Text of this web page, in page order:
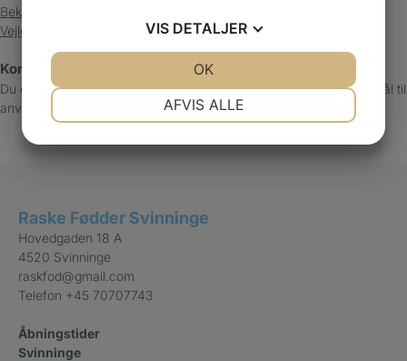
Bekendtgørelse om cookies
Vejledning om cookies
Kontakt
Du er velkommen til at kontakte os hvis du har yderligere spørgsmål til
anvendelsen af cookies på raskefødder.dk.
Raske Fødder Svinninge
Hovedgaden 18 A
4520 Svinninge
raskfod@gmail.com
Telefon +45 70707743
Åbningstider
Svinninge
VIS DETALJER
AFVIS ALLE
OK